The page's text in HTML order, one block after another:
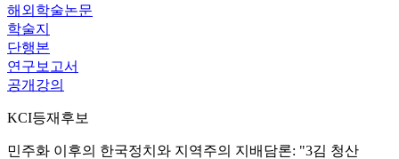
해외학술논문
학술지
단행본
연구보고서
공개강의
KCI등재후보
민주화 이후의 한국정치와 지역주의 지배담론: "3김 청산